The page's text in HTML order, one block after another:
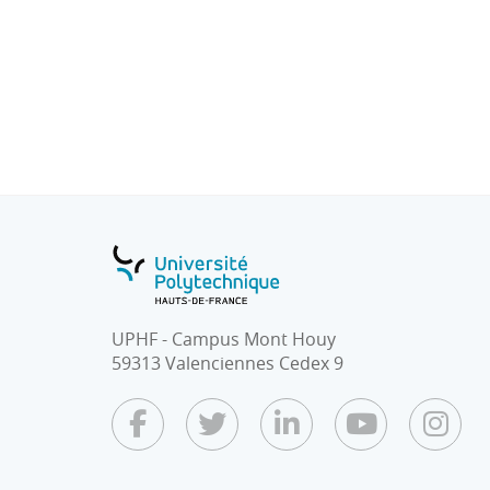
UPHF - Campus Mont Houy
59313 Valenciennes Cedex 9